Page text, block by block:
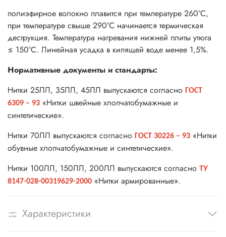
полиэфирное волокно плавится при температуре 260°С,
при температуре свыше 290°С начинается термическая
деструкция. Температура нагревания нижней плиты утюга
≤ 150°С. Линейная усадка в кипящей воде менее 1,5%.
Нормативные документы и стандарты:
Нитки 25ЛЛ, 35ЛЛ, 45ЛЛ выпускаются согласно ГОСТ
6309 – 93 «Нитки швейные хлопчатобумажные и
синтетические».
Нитки 70ЛЛ выпускаются согласно ГОСТ 30226 – 93 «Нитки
обувные хлопчатобумажные и синтетические».
Нитки 100ЛЛ, 150ЛЛ, 200ЛЛ выпускаются согласно ТУ
8147-028-00319629-2000 «Нитки армированные».
Характеристики